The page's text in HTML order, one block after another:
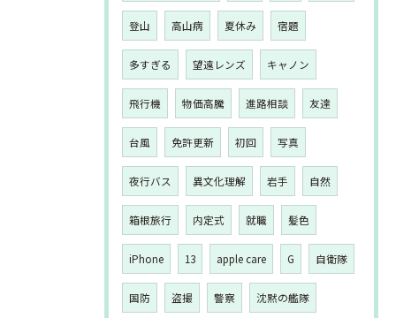
登山 高山病 夏休み 宿題
多すぎる 望遠レンズ キャノン
飛行機 物価高騰 進路相談 友達
台風 免許更新 初回 写真
夜行バス 異文化理解 岩手 自然
箱根旅行 内定式 就職 髪色
iPhone 13 apple care G 自衛隊
国防 盗撮 警察 沈黙の艦隊